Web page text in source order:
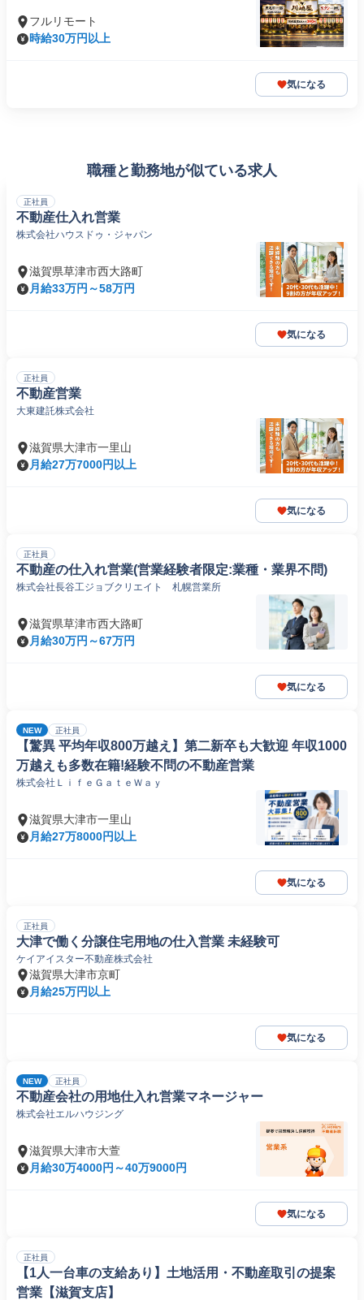
フルリモート
時給30万円以上
気になる
職種と勤務地が似ている求人
正社員
不動産仕入れ営業
株式会社ハウスドゥ・ジャパン
滋賀県草津市西大路町
月給33万円～58万円
気になる
正社員
不動産営業
大東建託株式会社
滋賀県大津市一里山
月給27万7000円以上
気になる
正社員
不動産の仕入れ営業(営業経験者限定:業種・業界不問)
株式会社長谷工ジョブクリエイト 札幌営業所
滋賀県草津市西大路町
月給30万円～67万円
気になる
NEW 正社員
【驚異 平均年収800万越え】第二新卒も大歓迎 年収1000
万越えも多数在籍!経験不問の不動産営業
株式会社ＬｉｆｅＧａｔｅＷａｙ
滋賀県大津市一里山
月給27万8000円以上
気になる
正社員
大津で働く分譲住宅用地の仕入営業 未経験可
ケイアイスター不動産株式会社
滋賀県大津市京町
月給25万円以上
気になる
NEW 正社員
不動産会社の用地仕入れ営業マネージャー
株式会社エルハウジング
滋賀県大津市大萱
月給30万4000円～40万9000円
気になる
正社員
【1人一台車の支給あり】土地活用・不動産取引の提案
営業【滋賀支店】